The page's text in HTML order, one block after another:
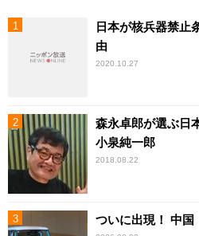
日本が核兵器禁止
由
2020.10.27
森永卓郎が選ぶ日
小泉純一郎
2018.08.22
ついに出現！ 中